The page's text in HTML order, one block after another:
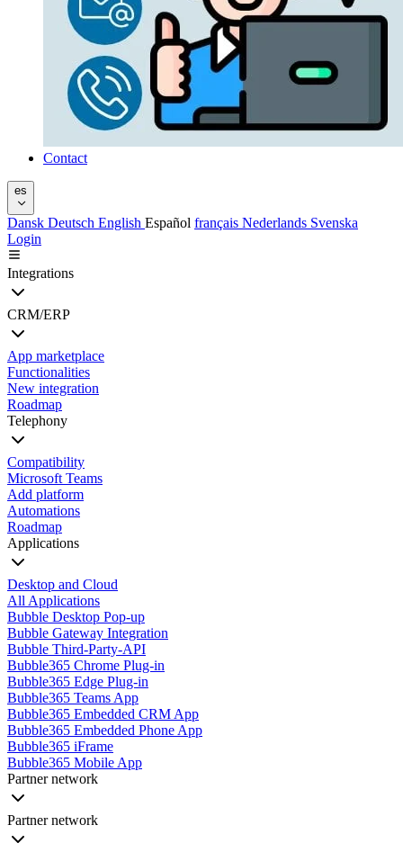
Contact
es
Dansk Deutsch English Español français Nederlands Svenska
Login
Integrations
CRM/ERP
App marketplace
Functionalities
New integration
Roadmap
Telephony
Compatibility
Microsoft Teams
Add platform
Automations
Roadmap
Applications
Desktop and Cloud
All Applications
Bubble Desktop Pop-up
Bubble Gateway Integration
Bubble Third-Party-API
Bubble365 Chrome Plug-in
Bubble365 Edge Plug-in
Bubble365 Teams App
Bubble365 Embedded CRM App
Bubble365 Embedded Phone App
Bubble365 iFrame
Bubble365 Mobile App
Partner network
Partner network